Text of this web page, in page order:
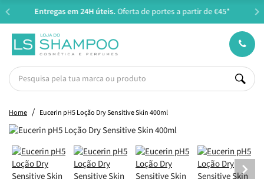
Entregas em 24H úteis.Oferta de portes a partir de €45*
Home Eucerin pH5 Loção Dry Sensitive Skin 400ml